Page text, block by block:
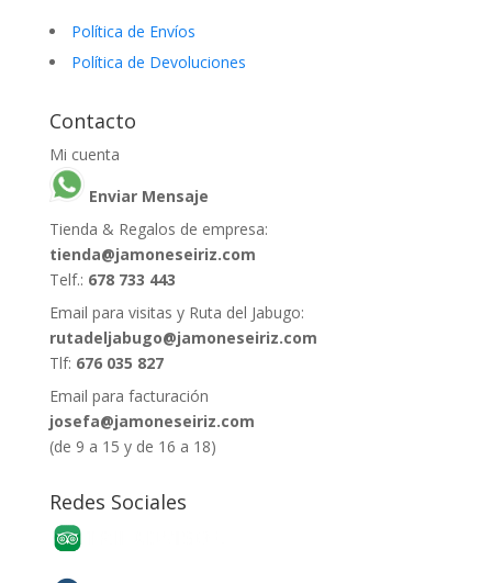
Política de Envíos
Política de Devoluciones
Contacto
Mi cuenta
Enviar Mensaje
Tienda & Regalos de empresa:
tienda@jamoneseiriz.com
Telf.: 678 733 443
Email para visitas y Ruta del Jabugo:
rutadeljabugo@jamoneseiriz.com
Tlf: 676 035 827
Email para facturación
josefa@jamoneseiriz.com
(de 9 a 15 y de 16 a 18)
Redes Sociales